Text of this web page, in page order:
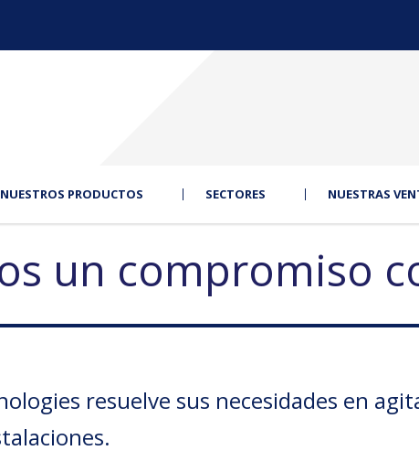
NUESTROS PRODUCTOS SECTORES NUESTRAS
un compromiso
resuelve sus necesidades en